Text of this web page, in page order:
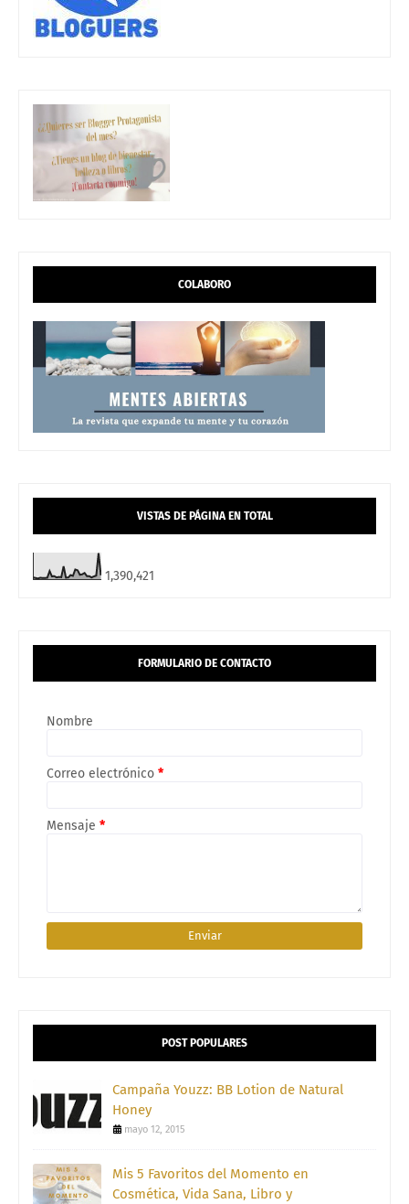
COLABORO
VISTAS DE PÁGINA EN TOTAL
1,390,421
FORMULARIO DE CONTACTO
Nombre
Correo electrónico *
Mensaje *
POST POPULARES
Campaña Youzz: BB Lotion de Natural
Honey
mayo 12, 2015
Mis 5 Favoritos del Momento en
Cosmética, Vida Sana, Libro y